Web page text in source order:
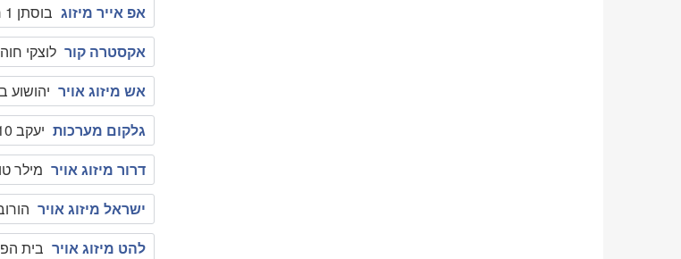
אפ אייר מיזוג בוסתן 1 רחובות , 0502673647
אקסטרה קור לוצקי חוה 9 רחובות , 089476210
אש מיזוג אויר יהושוע בן חנניה 79
גלקום מערכות יעקב 10 רחובות , 089361061
דרור מיזוג אויר מילר טוביה 5 א'
ישראל מיזוג אויר הורוביץ 146
להט מיזוג אויר בית הפועלים 6